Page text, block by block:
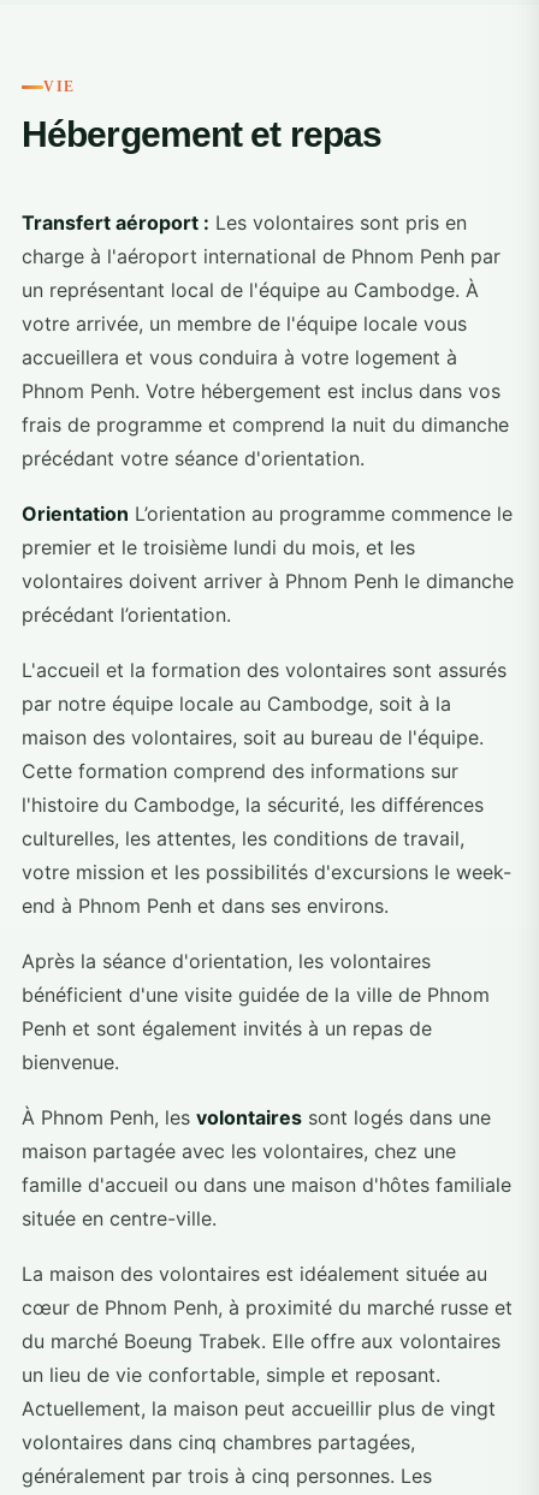
VIE
Hébergement et repas
Transfert aéroport : Les volontaires sont pris en
charge à l'aéroport international de Phnom Penh par
un représentant local de l'équipe au Cambodge. À
votre arrivée, un membre de l'équipe locale vous
accueillera et vous conduira à votre logement à
Phnom Penh. Votre hébergement est inclus dans vos
frais de programme et comprend la nuit du dimanche
précédant votre séance d'orientation.
Orientation L’orientation au programme commence le
premier et le troisième lundi du mois, et les
volontaires doivent arriver à Phnom Penh le dimanche
précédant l’orientation.
L'accueil et la formation des volontaires sont assurés
par notre équipe locale au Cambodge, soit à la
maison des volontaires, soit au bureau de l'équipe.
Cette formation comprend des informations sur
l'histoire du Cambodge, la sécurité, les différences
culturelles, les attentes, les conditions de travail,
votre mission et les possibilités d'excursions le week-
end à Phnom Penh et dans ses environs.
Après la séance d'orientation, les volontaires
bénéficient d'une visite guidée de la ville de Phnom
Penh et sont également invités à un repas de
bienvenue.
À Phnom Penh, les volontaires sont logés dans une
maison partagée avec les volontaires, chez une
famille d'accueil ou dans une maison d'hôtes familiale
située en centre-ville.
La maison des volontaires est idéalement située au
cœur de Phnom Penh, à proximité du marché russe et
du marché Boeung Trabek. Elle offre aux volontaires
un lieu de vie confortable, simple et reposant.
Actuellement, la maison peut accueillir plus de vingt
volontaires dans cinq chambres partagées,
généralement par trois à cinq personnes. Les